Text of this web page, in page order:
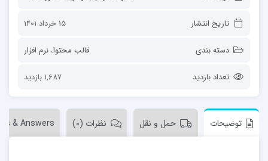
تاریخ انتشار 15 خرداد 1401
دسته بندی قالب محتوا، نرم افزار
تعداد بازدید 1,687 بازدید
توضیحات حمل و نقل نظرات (0) & Answers